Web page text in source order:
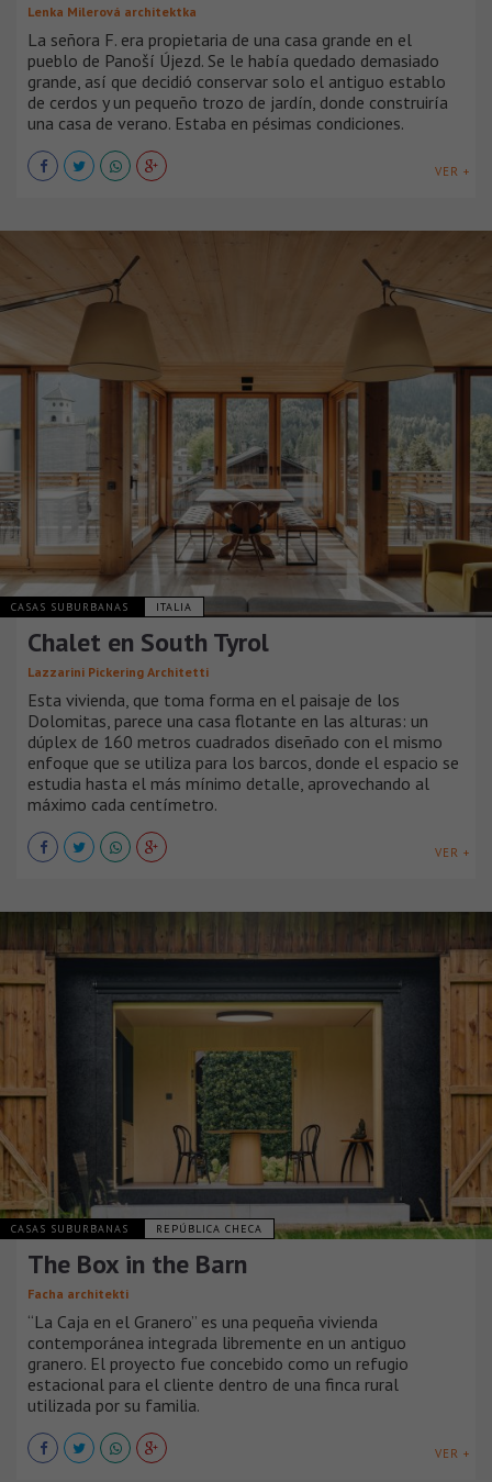
Lenka Milerová architektka
La señora F. era propietaria de una casa grande en el
pueblo de Panoší Újezd. Se le había quedado demasiado
grande, así que decidió conservar solo el antiguo establo
de cerdos y un pequeño trozo de jardín, donde construiría
una casa de verano. Estaba en pésimas condiciones.
VER +
CASAS SUBURBANAS ITALIA
Chalet en South Tyrol
Lazzarini Pickering Architetti
Esta vivienda, que toma forma en el paisaje de los
Dolomitas, parece una casa flotante en las alturas: un
dúplex de 160 metros cuadrados diseñado con el mismo
enfoque que se utiliza para los barcos, donde el espacio se
estudia hasta el más mínimo detalle, aprovechando al
máximo cada centímetro.
VER +
CASAS SUBURBANAS REPÚBLICA CHECA
The Box in the Barn
Facha architekti
“La Caja en el Granero” es una pequeña vivienda
contemporánea integrada libremente en un antiguo
granero. El proyecto fue concebido como un refugio
estacional para el cliente dentro de una finca rural
utilizada por su familia.
VER +